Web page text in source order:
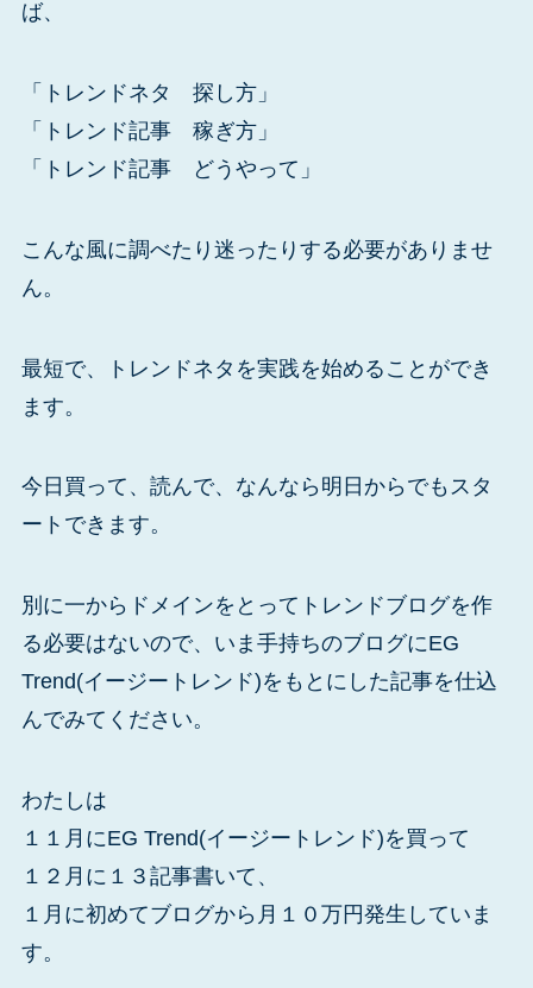
ば、
「トレンドネタ 探し方」
「トレンド記事 稼ぎ方」
「トレンド記事 どうやって」
こんな風に調べたり迷ったりする必要がありませ
ん。
最短で、トレンドネタを実践を始めることができ
ます。
今日買って、読んで、なんなら明日からでもスタ
ートできます。
別に一からドメインをとってトレンドブログを作
る必要はないので、いま手持ちのブログにEG
Trend(イージートレンド)をもとにした記事を仕込
んでみてください。
わたしは
１１月にEG Trend(イージートレンド)を買って
１２月に１３記事書いて、
１月に初めてブログから月１０万円発生していま
す。